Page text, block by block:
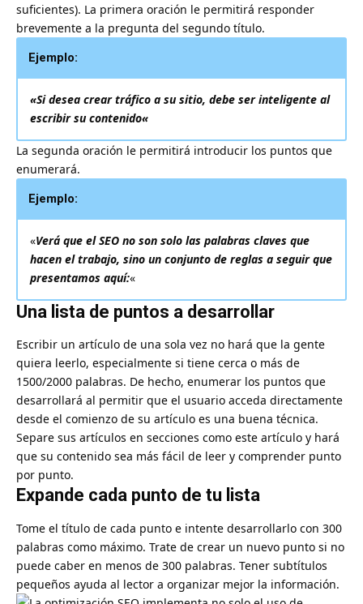
suficientes). La primera oración le permitirá responder
brevemente a la pregunta del segundo título.
Ejemplo:
«Si desea crear tráfico a su sitio, debe ser inteligente al
escribir su contenido«
La segunda oración le permitirá introducir los puntos que
enumerará.
Ejemplo:
«Verá que el SEO no son solo las palabras claves que
hacen el trabajo, sino un conjunto de reglas a seguir que
presentamos aquí:«
Una lista de puntos a desarrollar
Escribir un artículo de una sola vez no hará que la gente
quiera leerlo, especialmente si tiene cerca o más de
1500/2000 palabras. De hecho, enumerar los puntos que
desarrollará al permitir que el usuario acceda directamente
desde el comienzo de su artículo es una buena técnica.
Separe sus artículos en secciones como este artículo y hará
que su contenido sea más fácil de leer y comprender punto
por punto.
Expande cada punto de tu lista
Tome el título de cada punto e intente desarrollarlo con 300
palabras como máximo. Trate de crear un nuevo punto si no
puede caber en menos de 300 palabras. Tener subtítulos
pequeños ayuda al lector a organizar mejor la información.